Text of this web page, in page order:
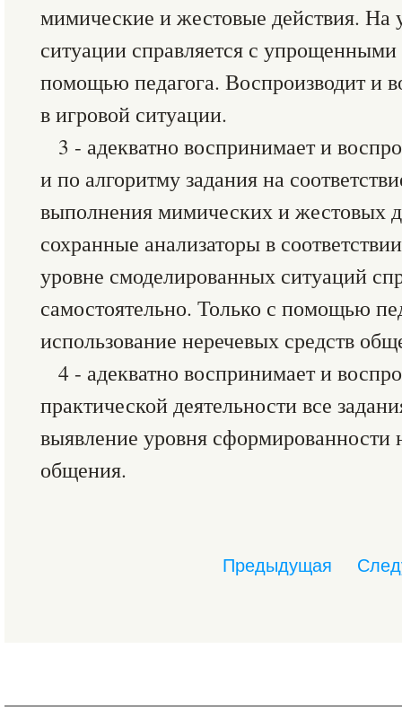
мимические и жестовые действия. На
ситуации справляется с
помощью педагога. Воспроизводит и
в игровой ситуации.
3 - адекватно воспринимает и
и по алгоритму задания на
выполнения мимических и жестовых
сохранные анализаторы в
уровне смоделированных ситуаций
самостоятельно. Только с помощью
использование неречевых средств
4 - адекватно воспринимает и
практической деятельности все
выявление уровня сформированности
общения.
Предыдущая